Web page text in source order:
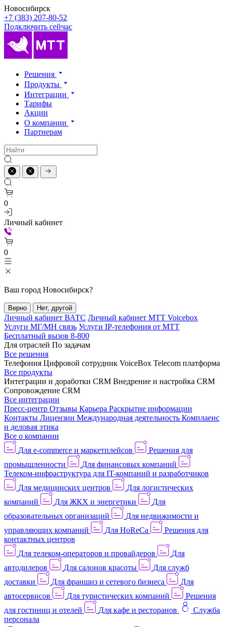
Новосибирск
+7 (383) 207-80-52
Подключить сейчас
Решения
Продукты
Интеграции
Тарифы
Акции
О компании
Партнерам
0
Личный кабинет
0
Ваш город Новосибирск?
Верно Нет, другой
Личный кабинет ВАТС Личный кабинет МТТ Voicebox
Услуги МГ/МН связь Услуги IP-телефония от МТТ
Бесплатный вызов 8-800
Для отраслей По задачам
Все решения
Телефония Цифровой сотрудник VoiceBox Telecom платформа
Все продукты
Интеграции и доработки CRM Внедрение и настройка CRM
Сопровождение CRM
Все интеграции
Пресс-центр Отзывы Карьера Раскрытие информации
Контакты Лицензии Международная деятельность Комплаенс
и деловая этика
Все о компании
Для e-commerce и маркетплейсов
Решения для
промышленности
Для финансовых компаний
Телеком-инфраструктура для IT-компаний и разработчиков
Для медицинских центров
Для логистических
компаний
Для ЖКХ и энергетики
Для
образовательных организаций
Для недвижимости и
управляющих компаний
Для HoReCa
Решения для
контактных центров
Для телеком-операторов и провайдеров
Для
автодилеров
Для салонов красоты
Для служб
доставки
Для франшиз и сетевого бизнеса
Для
автосервисов
Для туристических компаний
Решения
для гостиниц и отелей
Для кафе и ресторанов
Служба
персонала